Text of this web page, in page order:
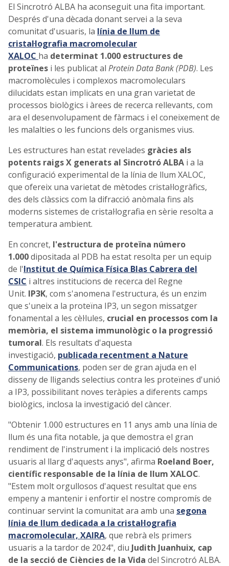
El Sincrotró ALBA ha aconseguit una fita important.
Després d'una dècada donant servei a la seva
comunitat d'usuaris, la línia de llum de
cristal·lografia macromolecular
XALOC ha determinat 1.000 estructures de
proteïnes i les publicat al Protein Data Bank (PDB). Les
macromolècules i complexos macromoleculars
dilucidats estan implicats en una gran varietat de
processos biològics i àrees de recerca rellevants, com
ara el desenvolupament de fàrmacs i el coneixement de
les malalties o les funcions dels organismes vius.
Les estructures han estat revelades gràcies als
potents raigs X generats al Sincrotró ALBA i a la
configuració experimental de la línia de llum XALOC,
que ofereix una varietat de mètodes cristal·logràfics,
des dels clàssics com la difracció anòmala fins als
moderns sistemes de cristal·lografia en sèrie resolta a
temperatura ambient.
En concret, l'estructura de proteïna número
1.000dipositada al PDB ha estat resolta per un equip
de l'Institut de Química Física Blas Cabrera del
CSIC i altres institucions de recerca del Regne
Unit. IP3K, com s'anomena l'estructura, és un enzim
que s'uneix a la proteïna IP3, un segon missatger
fonamental a les cèl·lules, crucial en processos com la
memòria, el sistema immunològic o la progressió
tumoral. Els resultats d'aquesta
investigació, publicada recentment a Nature
Communications, poden ser de gran ajuda en el
disseny de lligands selectius contra les proteïnes d'unió
a IP3, possibilitant noves teràpies a diferents camps
biològics, inclosa la investigació del càncer.
"Obtenir 1.000 estructures en 11 anys amb una línia de
llum és una fita notable, ja que demostra el gran
rendiment de l'instrument i la implicació dels nostres
usuaris al llarg d'aquests anys", afirma Roeland Boer,
científic responsable de la línia de llum XALOC.
"Estem molt orgullosos d'aquest resultat que ens
empeny a mantenir i enfortir el nostre compromís de
continuar servint la comunitat ara amb una segona
línia de llum dedicada a la cristal·lografia
macromolecular, XAIRA, que rebrà els primers
usuaris a la tardor de 2024", diu Judith Juanhuix, cap
de la secció de Ciències de la Vida del Sincrotró ALBA.